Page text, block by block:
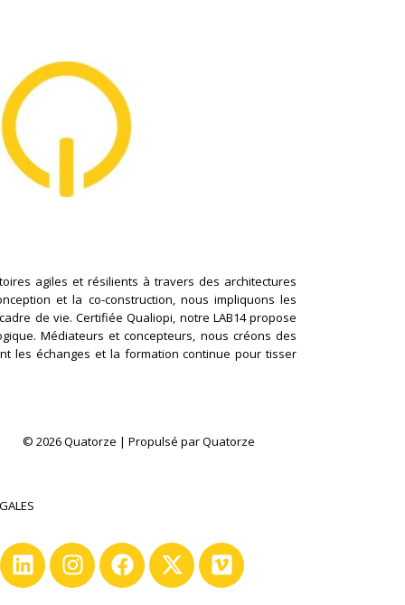
agiles et résilients à travers des architectures
et la co-construction, nous impliquons les
de vie. Certifiée Qualiopi, notre LAB14 propose
Médiateurs et concepteurs, nous créons des
les échanges et la formation continue pour tisser
© 2026 Quatorze | Propulsé par Quatorze